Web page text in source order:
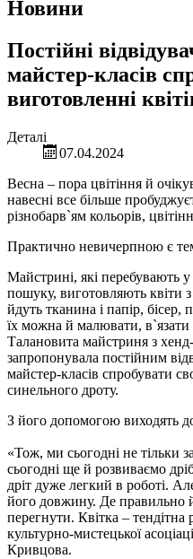
Новини
Постійні
майстер-класів
виготовленні
Деталі
07.04.2024
Весна – пора цвітіння й
навесні все більше
різнобарв`ям кольорів,
Практично невичерпною є
Майстрині, які перебувають
пошуку, виготовляють квіти з
йдуть тканина і папір,
їх можна й малювати, в`язати
Талановита майстриня з
запропонувала постійним
майстер-класів спробувати
синельного дроту.
З його допомогою виходять
«Тож, ми сьогодні не тільки
сьогодні ще й розвиваємо
дріт дуже легкий в роботі.
його довжину. Де правильно
перегнути. Квітка – тендітна
культурно-мистецької
Кривцова.